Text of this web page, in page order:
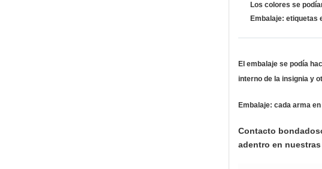
Los colores se
Embalaje: etiquetas
El embalaje se podía
interno de la insignia y
Embalaje: cada arma
Contacto
adentro en